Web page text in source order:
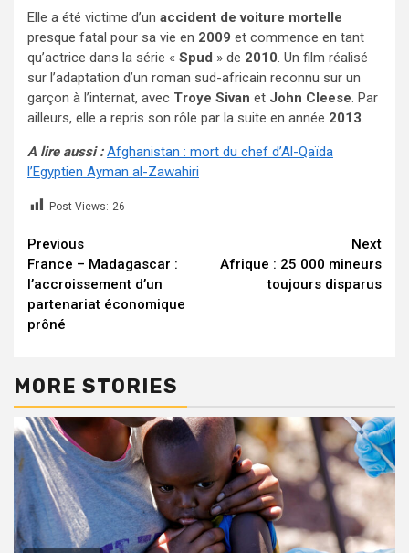
Elle a été victime d’un accident de voiture mortelle
presque fatal pour sa vie en 2009 et commence en tant
qu’actrice dans la série « Spud » de 2010. Un film réalisé
sur l’adaptation d’un roman sud-africain reconnu sur un
garçon à l’internat, avec Troye Sivan et John Cleese. Par
ailleurs, elle a repris son rôle par la suite en année 2013.
A lire aussi :Afghanistan : mort du chef d’Al-Qaïda
l’Egyptien Ayman al-Zawahiri
Post Views: 26
Continue
Reading
Previous
France – Madagascar :
l’accroissement d’un
partenariat économique
prôné
Next
Afrique : 25 000 mineurs
toujours disparus
MORE STORIES